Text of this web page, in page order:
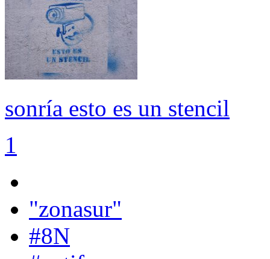
sonría esto es un stencil
1
"zonasur"
#8N